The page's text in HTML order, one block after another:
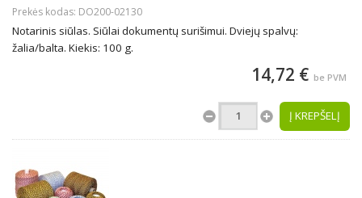
Prekės kodas: DO200-02130
Notarinis siūlas. Siūlai dokumentų surišimui. Dviejų spalvų:
žalia/balta. Kiekis: 100 g.
14,72 € be PVM
Į KREPŠELĮ